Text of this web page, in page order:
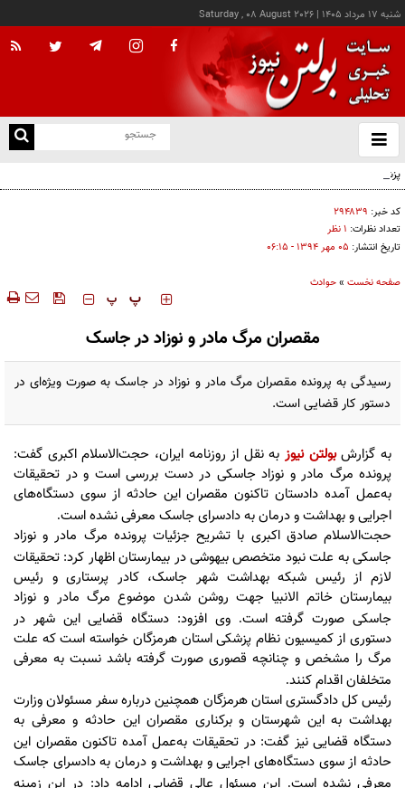
شنبه ۱۷ مرداد ۱۴۰۵ |
Saturday , 08 August 2026
باز
و
پزشکیان: خدمت بی‌منت و مشارکت مردمی، پایه حل مشکلات کشور است
کد خبر: ۲۹۴۸۳۹
تعداد نظرات: ۱ نظر
تاریخ انتشار: ۰۵ مهر ۱۳۹۴ - ۰۶:۱۵
صفحه نخست »حوادث
‍‍‍ پ پ
مقصران مرگ مادر و نوزاد در جاسک
رسیدگی به پرونده مقصران مرگ مادر و نوزاد در جاسک به صورت ویژه‌ای در
دستور کار قضایی است.
به گزارشبولتن نیوزبه نقل از روزنامه ایران، حجت‌الاسلام اکبری گفت:
پرونده مرگ مادر و نوزاد جاسکی در دست بررسی است و در تحقیقات
به‌عمل آمده دادستان تاکنون مقصران این حادثه از سوی دستگاه‌های
اجرایی و بهداشت و درمان به دادسرای جاسک معرفی نشده است.
حجت‌الاسلام صادق اکبری با تشریح جزئیات پرونده مرگ مادر و نوزاد
جاسکی به علت نبود متخصص بیهوشی در بیمارستان اظهار کرد: تحقیقات
لازم از رئیس شبکه بهداشت شهر جاسک، کادر پرستاری و رئیس
بیمارستان خاتم الانبیا جهت روشن شدن موضوع مرگ مادر و نوزاد
جاسکی صورت گرفته است.وی افزود: دستگاه قضایی این شهر در
دستوری از کمیسیون نظام پزشکی استان هرمزگان خواسته است که علت
مرگ را مشخص و چنانچه قصوری صورت گرفته باشد نسبت به معرفی
متخلفان اقدام کنند.
رئیس کل دادگستری استان هرمزگان همچنین درباره سفر مسئولان وزارت
بهداشت به این شهرستان و برکناری مقصران این حادثه و معرفی به
دستگاه قضایی نیز گفت:در تحقیقات به‌عمل آمده تاکنون مقصران این
حادثه از سوی دستگاه‌های اجرایی و بهداشت و درمان به دادسرای جاسک
.
: